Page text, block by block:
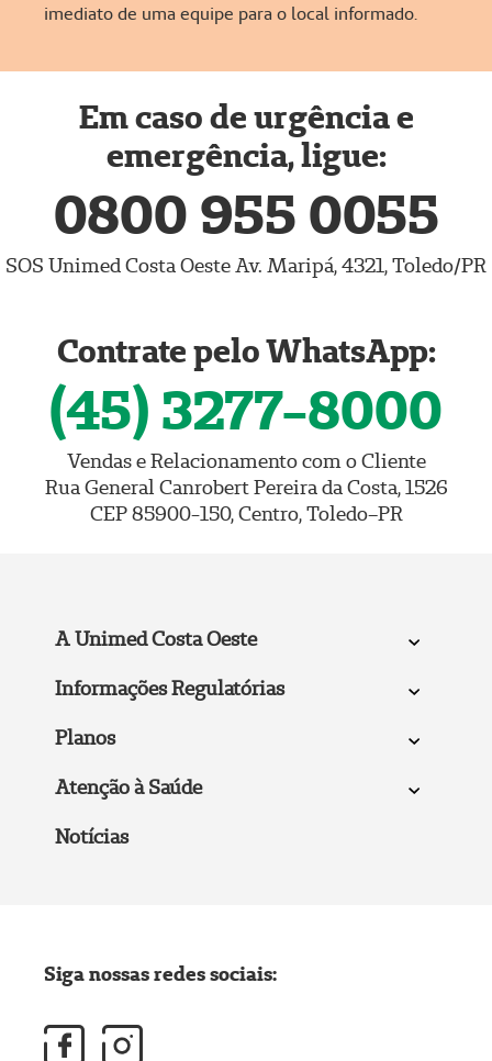
imediato de uma equipe para o local informado.
Em caso de urgência e
emergência, ligue:
0800 955 0055
SOS Unimed Costa Oeste Av. Maripá, 4321, Toledo/PR
Contrate pelo WhatsApp:
(45) 3277-8000
Vendas e Relacionamento com o Cliente
Rua General Canrobert Pereira da Costa, 1526
CEP 85900-150, Centro, Toledo–PR
A Unimed Costa Oeste
Informações Regulatórias
Planos
Atenção à Saúde
Notícias
Siga nossas redes sociais: